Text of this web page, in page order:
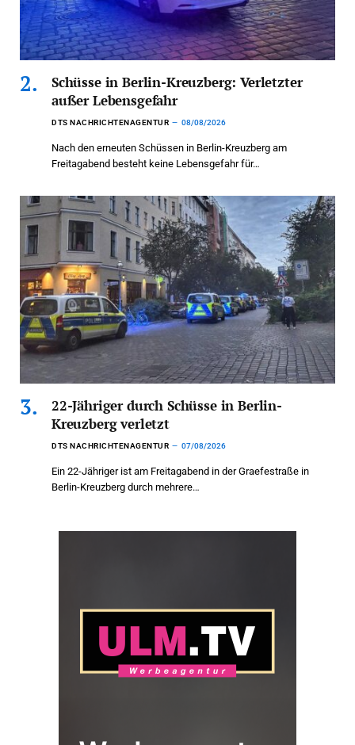
Schüsse in Berlin-Kreuzberg: Verletzter
außer Lebensgefahr
DTS NACHRICHTENAGENTUR 08/08/2026
Nach den erneuten Schüssen in Berlin-Kreuzberg am
Freitagabend besteht keine Lebensgefahr für…
22-Jähriger durch Schüsse in Berlin-
Kreuzberg verletzt
DTS NACHRICHTENAGENTUR 07/08/2026
Ein 22-Jähriger ist am Freitagabend in der Graefestraße in
Berlin-Kreuzberg durch mehrere…